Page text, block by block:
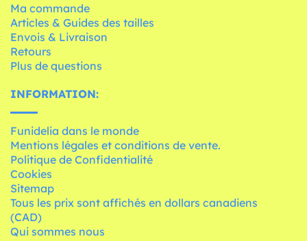
Ma commande
Articles & Guides des tailles
Envois & Livraison
Retours
Plus de questions
INFORMATION:
Funidelia dans le monde
Mentions légales et conditions de vente.
Politique de Confidentialité
Cookies
Sitemap
Tous les prix sont affichés en dollars canadiens
(CAD)
Qui sommes nous